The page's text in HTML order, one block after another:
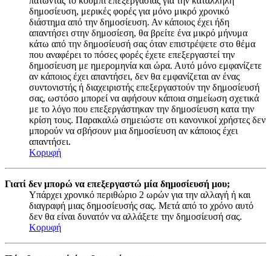
δημοσίευση, μερικές φορές για μόνο μικρό χρονικό
διάστημα από την δημοσίευση. Αν κάποιος έχει ήδη
απαντήσει στην δημοσίεση, θα βρείτε ένα μικρό μήνυμα
κάτω από την δημοσίευσή σας όταν επιστρέψετε στο θέμα
που αναφέρει το πόσες φορές έχετε επεξεργαστεί την
δημοσίευση με ημερομηνία και ώρα. Αυτό μόνο εμφανίζετε
αν κάποιος έχει απαντήσει, δεν θα εμφανίζεται αν ένας
συντονιστής ή διαχειριστής επεξεργαστούν την δημοσίευσή
σας, ωστόσο μπορεί να αφήσουν κάποια σημείωση σχετικά
με το λόγο που επεξεργάστηκαν την δημοσίευση κατα την
κρίση τους. Παρακαλώ σημειώστε οτι κανονικοί χρήστες δεν
μπορούν να σβήσουν μια δημοσίευση αν κάποιος έχει
απαντήσει.
Κορυφή
Γιατί δεν μπορώ να επεξεργαστώ μία δημοσίευσή μου;
Υπάρχει χρονικό περιθώριο 2 ωρών για την αλλαγή ή και
διαγραφή μιας δημοσίευσής σας. Μετά από το χρόνο αυτό
δεν θα είναι δυνατόν να αλλάξετε την δημοσίευσή σας.
Κορυφή